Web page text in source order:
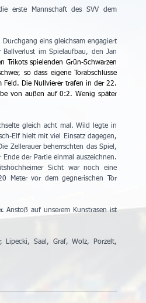
erste Mannschaft des SVV dem
eins gleichsam engagiert
im Spielaufbau, den Jan
Trikots spielenden Grün-Schwarzen
so dass eigene Torabschlüsse
Feld. Die Nullvierer trafen in der 22.
von außen auf 0:2. Wenig später
gleich acht mal. Wild legte in
Elf hielt mit viel Einsatz dagegen,
Zellerauer beherrschten das Spiel,
der Partie einmal auszeichnen.
Sicht war noch eine
Meter vor dem gegnerischen Tor
Anstoß auf unserem Kunstrasen ist
Lipecki, Saal, Graf, Wolz, Porzelt,